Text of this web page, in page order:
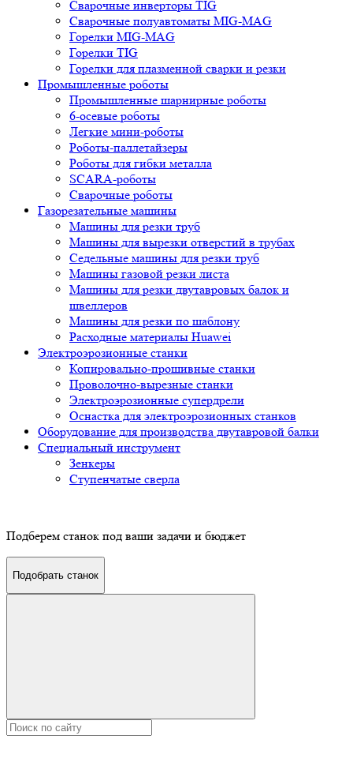
Сварочные инверторы TIG
Сварочные полуавтоматы MIG-MAG
Горелки MIG-MAG
Горелки TIG
Горелки для плазменной сварки и резки
Промышленные роботы
Промышленные шарнирные роботы
6-осевые роботы
Легкие мини-роботы
Роботы-паллетайзеры
Роботы для гибки металла
SCARA-роботы
Сварочные роботы
Газорезательные машины
Машины для резки труб
Машины для вырезки отверстий в трубах
Седельные машины для резки труб
Машины газовой резки листа
Машины для резки двутавровых балок и
швеллеров
Машины для резки по шаблону
Расходные материалы Huawei
Электроэрозионные станки
Копировально-прошивные станки
Проволочно-вырезные станки
Электроэрозионные супердрели
Оснастка для электроэрозионных станков
Оборудование для производства двутавровой балки
Специальный инструмент
Зенкеры
Ступенчатые сверла
Подберем станок под ваши задачи и бюджет
Подобрать станок